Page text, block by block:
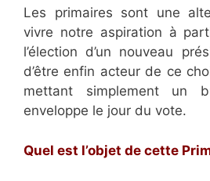
Les primaires sont une
vivre notre aspiration à
l’élection d’un nouveau
d’être enfin acteur de ce
mettant simplement un
enveloppe le jour du vote.
Quel est l’objet de cette